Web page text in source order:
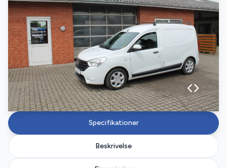
Specifikationer
Beskrivelse